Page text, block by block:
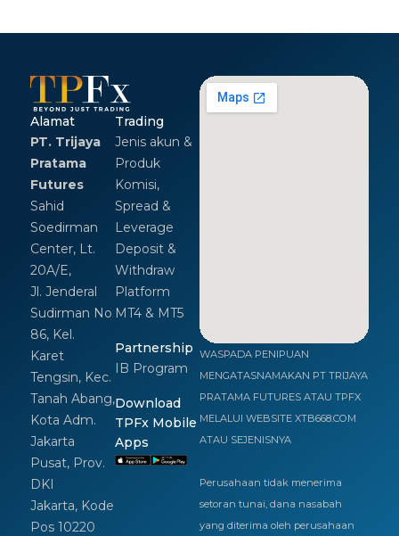
Alamat
PT. Trijaya
Pratama
Futures
Sahid
Soedirman
Center, Lt.
20A/E,
Jl. Jenderal
Sudirman No
86, Kel.
Karet
Tengsin, Kec.
Tanah Abang,
Kota Adm.
Jakarta
Pusat, Prov.
DKI
Jakarta, Kode
Pos 10220
Trading
Jenis akun &
Produk
Komisi,
Spread &
Leverage
Deposit &
Withdraw
Platform
MT4 & MT5
Partnership
IB Program
Download
TPFx Mobile
Apps
WASPADA PENIPUAN
MENGATASNAMAKAN PT TRIJAYA
PRATAMA FUTURES ATAU TPFX
MELALUI WEBSITE XTB668.COM
ATAU SEJENISNYA
Perusahaan tidak menerima
setoran tunai, dana nasabah
yang diterima oleh perusahaan